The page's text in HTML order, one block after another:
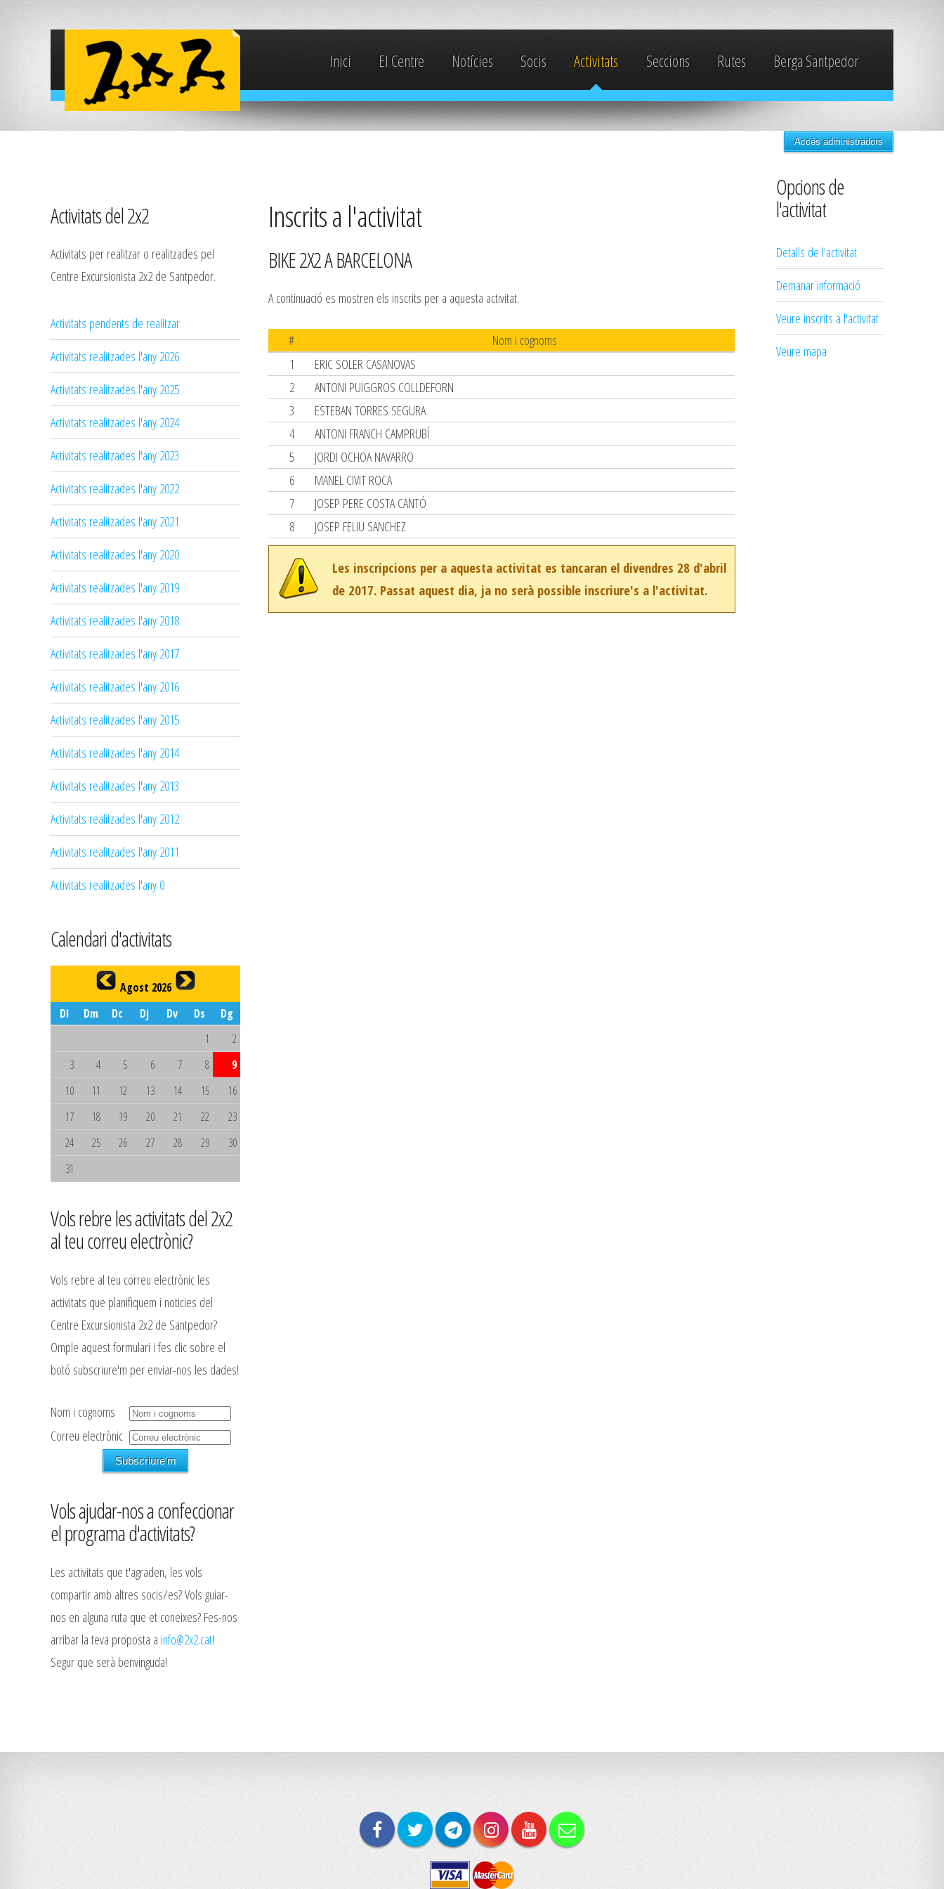
Inici El Centre Notícies Socis Activitats Seccions Rutes Berga Santpedor
Accés administradors
Activitats del 2x2
Activitats per realitzar o realitzades pel
Centre Excursionista 2x2 de Santpedor.
Activitats pendents de realitzar
Activitats realitzades l'any 2026
Activitats realitzades l'any 2025
Activitats realitzades l'any 2024
Activitats realitzades l'any 2023
Activitats realitzades l'any 2022
Activitats realitzades l'any 2021
Activitats realitzades l'any 2020
Activitats realitzades l'any 2019
Activitats realitzades l'any 2018
Activitats realitzades l'any 2017
Activitats realitzades l'any 2016
Activitats realitzades l'any 2015
Activitats realitzades l'any 2014
Activitats realitzades l'any 2013
Activitats realitzades l'any 2012
Activitats realitzades l'any 2011
Activitats realitzades l'any 0
Calendari d'activitats
Agost 2026
Dl
Dm Dc Dj Dv Ds
Dg
1
2
3
4 5 6 7 8
9
10
11 12 13 14 15
16
17
18 19 20 21 22
23
24
25 26 27 28 29
30
31
Vols rebre les activitats del 2x2
al teu correu electrònic?
Vols rebre al teu correu electrònic les
activitats que planifiquem i noticies del
Centre Excursionista 2x2 de Santpedor?
Omple aquest formulari i fes clic sobre el
botó subscriure'm per enviar-nos les dades!
Nom i cognoms
Correu electrònic
Vols ajudar-nos a confeccionar
el programa d'activitats?
Les activitats que t'agraden, les vols
compartir amb altres socis/es? Vols guiar-
nos en alguna ruta que et coneixes? Fes-nos
arribar la teva proposta a info@2x2.cat!
Segur que serà benvinguda!
Inscrits a l'activitat
BIKE 2X2 A BARCELONA
A continuació es mostren els inscrits per a aquesta activitat.
#
Nom i cognoms
1
ERIC SOLER CASANOVAS
2
ANTONI PUIGGROS COLLDEFORN
3
ESTEBAN TORRES SEGURA
4
ANTONI FRANCH CAMPRUBÍ
5
JORDI OCHOA NAVARRO
6
MANEL CIVIT ROCA
7
JOSEP PERE COSTA CANTÓ
8
JOSEP FELIU SANCHEZ
Les inscripcions per a aquesta activitat es tancaran el divendres 28 d'abril
de 2017. Passat aquest dia, ja no serà possible inscriure's a l'activitat.
Opcions de
l'activitat
Detalls de l'activitat
Demanar informació
Veure inscrits a l'activitat
Veure mapa